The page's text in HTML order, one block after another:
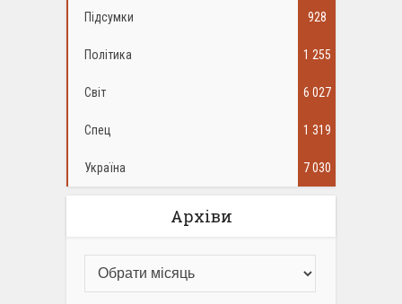
Підсумки 928
Політика 1 255
Світ 6 027
Спец 1 319
Україна 7 030
Архіви